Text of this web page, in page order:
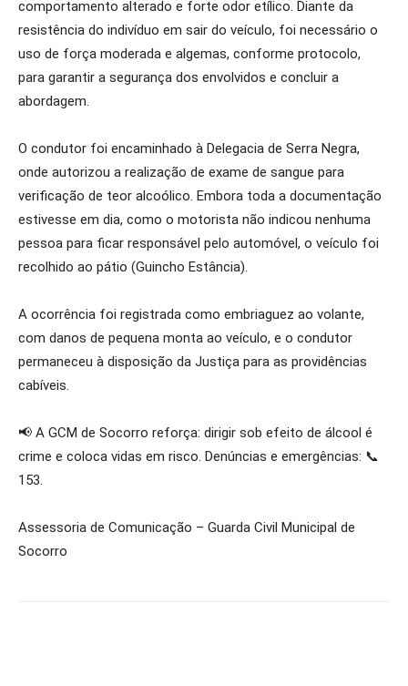
comportamento alterado e forte odor etílico. Diante da
resistência do indivíduo em sair do veículo, foi necessário o
uso de força moderada e algemas, conforme protocolo,
para garantir a segurança dos envolvidos e concluir a
abordagem.
O condutor foi encaminhado à Delegacia de Serra Negra,
onde autorizou a realização de exame de sangue para
verificação de teor alcoólico. Embora toda a documentação
estivesse em dia, como o motorista não indicou nenhuma
pessoa para ficar responsável pelo automóvel, o veículo foi
recolhido ao pátio (Guincho Estância).
A ocorrência foi registrada como embriaguez ao volante,
com danos de pequena monta ao veículo, e o condutor
permaneceu à disposição da Justiça para as providências
cabíveis.
📢 A GCM de Socorro reforça: dirigir sob efeito de álcool é
crime e coloca vidas em risco. Denúncias e emergências: 📞
153.
Assessoria de Comunicação – Guarda Civil Municipal de
Socorro